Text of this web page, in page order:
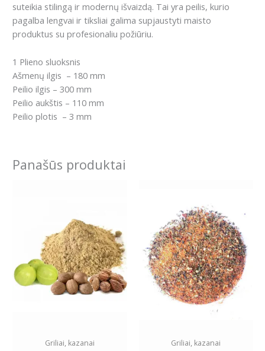
suteikia stilingą ir modernų išvaizdą. Tai yra peilis, kurio
pagalba lengvai ir tiksliai galima supjaustyti maisto
produktus su profesionaliu požiūriu.
1 Plieno sluoksnis
Ašmenų ilgis – 180 mm
Peilio ilgis – 300 mm
Peilio aukštis – 110 mm
Peilio plotis – 3 mm
Panašūs produktai
Griliai, kazanai
33.99€
multiple
variants.
The
options
may
be
Griliai, kazanai
through
5.79€
has
multiple
variants.
The
options
may
be
chosen